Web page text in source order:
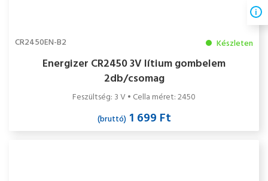
CR2450EN-B2 Készleten
Energizer CR2450 3V lítium gombelem
2db/csomag
Feszültség: 3 V • Cella méret: 2450
(bruttó)1 699 Ft